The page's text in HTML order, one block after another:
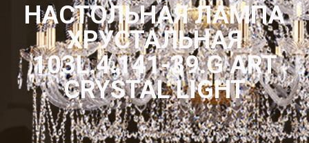
НАСТОЛЬНАЯ ЛАМПА
ХРУСТАЛЬНАЯ
103L.4.141-39.G ART
CRYSTAL LIGHT